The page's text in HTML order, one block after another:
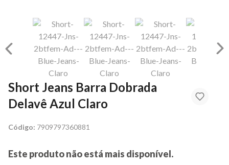
Short Jeans Barra Dobrada
Delavê Azul Claro
Código: 7909797360881
Este produto não está mais disponível.